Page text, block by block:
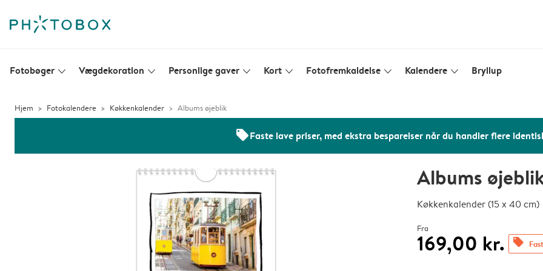
Fotobøger slim_arrow_down Vægdekoration slim_arrow_down Personlige gaver slim_arrow_down Kort slim_arrow_down Fotofremkaldelse slim_arrow_down Kalendere slim_arrow_down Bryllup
Hjem Fotokalendere Køkkenkalender Albums øjeblik
offersFaste lave priser, med ekstra besparelser når du handler flere
Albums
Køkkenkalender (15 x 40 cm)
Fra
169,00 kr. offers